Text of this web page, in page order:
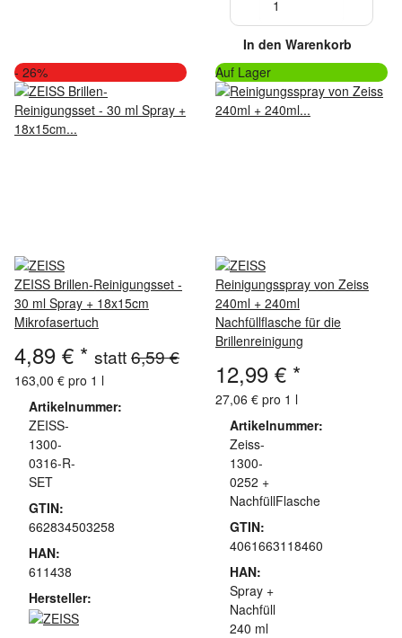
In den Warenkorb
- 26%
ZEISS Brillen-Reinigungsset -
30 ml Spray + 18x15cm
Mikrofasertuch
4,89 € * statt6,59 €
163,00 € pro 1 l
Artikelnummer:
ZEISS-
1300-
0316-R-
SET
GTIN:
662834503258
HAN:
611438
Hersteller:
Auf Lager
Reinigungsspray von Zeiss
240ml + 240ml
Nachfüllflasche für die
Brillenreinigung
12,99 € *
27,06 € pro 1 l
Artikelnummer:
Zeiss-
1300-
0252 +
NachfüllFlasche
GTIN:
4061663118460
HAN:
Spray +
Nachfüll
240 ml